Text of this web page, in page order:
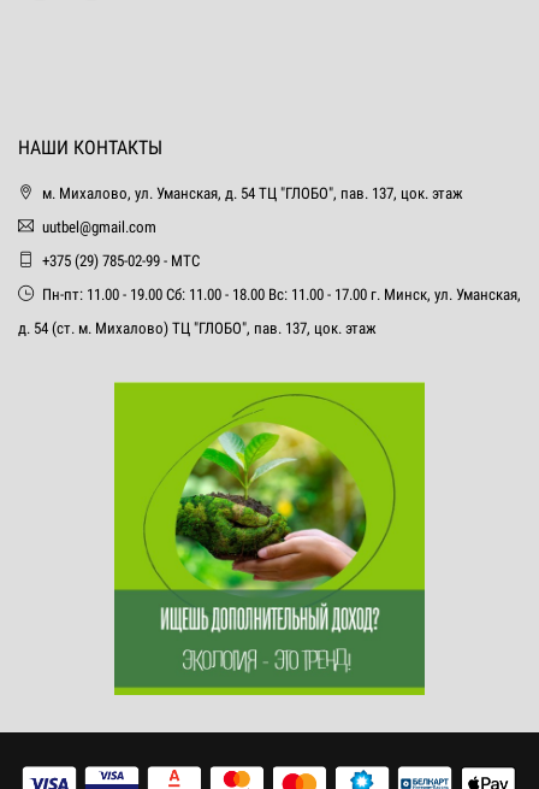
НАШИ КОНТАКТЫ
м. Михалово, ул. Уманская, д. 54 ТЦ "ГЛОБО", пав. 137, цок. этаж
uutbel@gmail.com
+375 (29) 785-02-99 - МТС
Пн-пт: 11.00 - 19.00 Сб: 11.00 - 18.00 Вс: 11.00 - 17.00 г. Минск, ул. Уманская,
д. 54 (ст. м. Михалово) ТЦ "ГЛОБО", пав. 137, цок. этаж